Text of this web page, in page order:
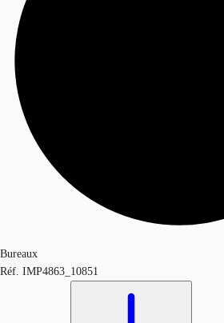
Bureaux
Réf. IMP4863_10851